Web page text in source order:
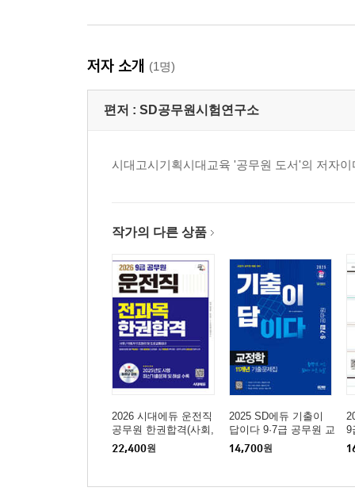
저자 소개 (1명)
편저 : SD공무원시험연구소
시대고시기획시대교육 '공무원 도서'의 저자이
작가의 다른 상품
2026 시대에듀 운전직
공무원 한권합격(사회,
자동차구조원리 및 도
로교통법규)
22,400원
2025 SD에듀 기출이
답이다 9·7급 공무원 교
정학 11개년 기출문제
집
14,700원
9